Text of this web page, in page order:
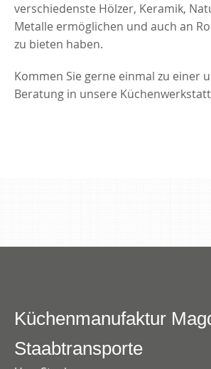
verschiedenste Hölzer, Keramik,
Metalle ermöglichen und auch an
zu bieten haben.
Kommen Sie gerne einmal zu einer
Beratung in unsere
Küchenmanufaktur
Staabtransporte